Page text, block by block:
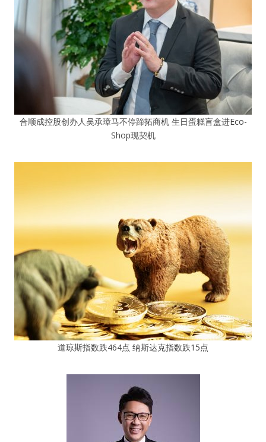
合顺成控股创办人吴承璋马不停蹄拓商机 生日蛋糕盲盒进Eco-
Shop现契机
道琼斯指数跌464点 纳斯达克指数跌15点